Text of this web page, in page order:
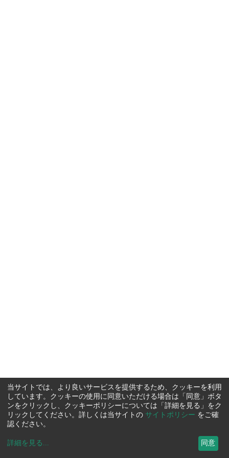
当サイトでは、より良いサービスを提供するため、クッキーを利用
しています。クッキーの使用に同意いただける場合は「同意」ボタ
ンをクリックし、クッキーポリシーについては「詳細を見る」をク
リックしてください。詳しくは当サイトの サイトポリシー をご確
認ください。
詳細を見る ... 同意